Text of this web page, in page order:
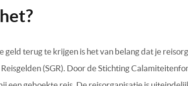
geld terug te krijgen is het van belang dat je
(SGR). Door de Stichting